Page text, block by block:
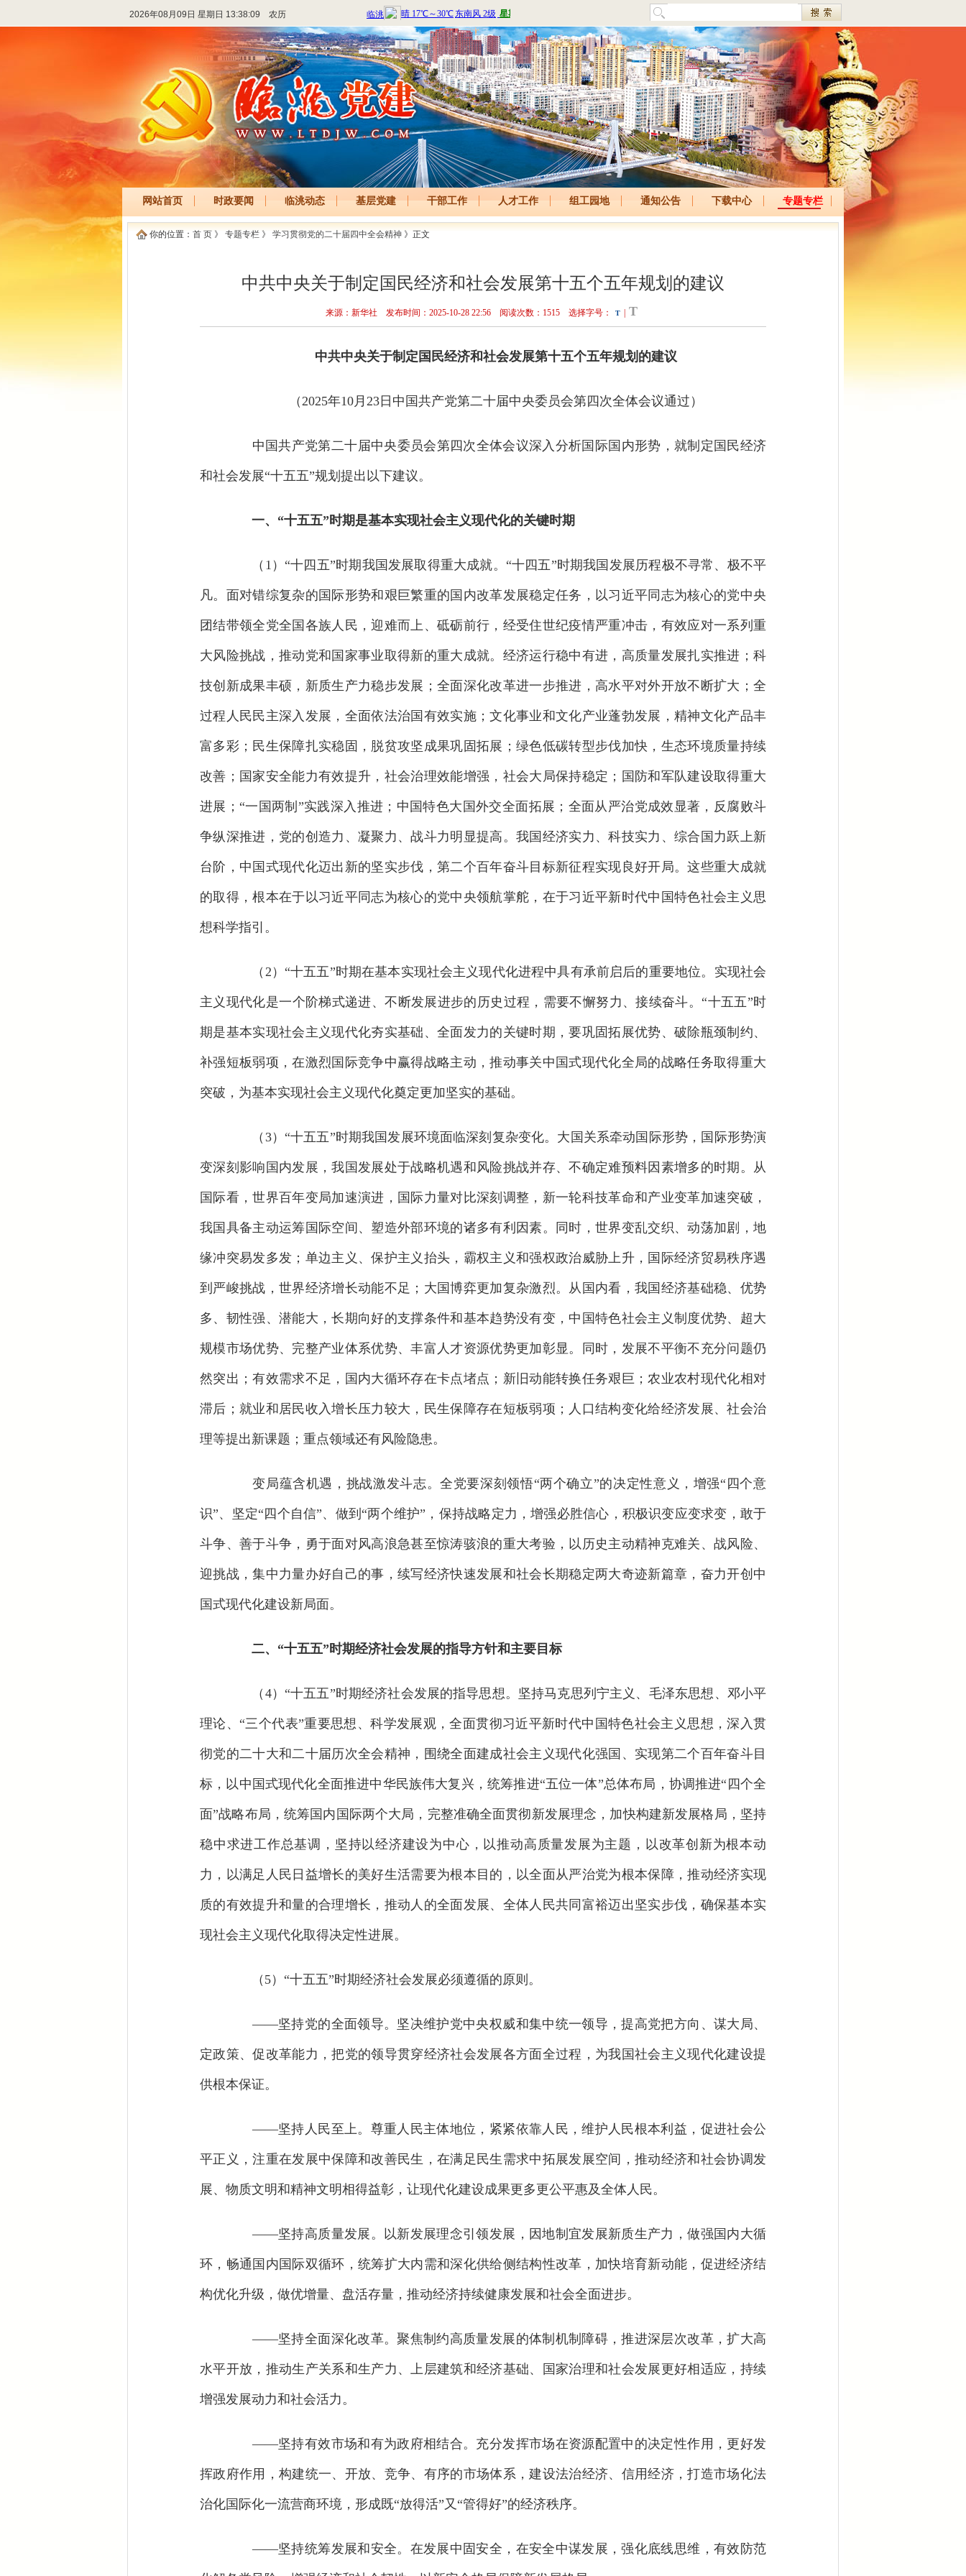
2026年08月09日 星期日 13:38:09 农历
网站首页 时政要闻 临洮动态 基层党建 干部工作 人才工作 组工园地 通知公告 下载中心 专题专栏
你的位置： 首 页 》 专题专栏 》 学习贯彻党的二十届四中全会精神 》正文
中共中央关于制定国民经济和社会发展第十五个五年规划的建议
来源：新华社 发布时间：2025-10-28 22:56 阅读次数： 1515选择字号： T T
中共中央关于制定国民经济和社会发展第十五个五年规划的建议
（2025年10月23日中国共产党第二十届中央委员会第四次全体会议通过）
中国共产党第二十届中央委员会第四次全体会议深入分析国际国内形势，就制定国民经济
和社会发展“十五五”规划提出以下建议。
一、“十五五”时期是基本实现社会主义现代化的关键时期
（1）“十四五”时期我国发展取得重大成就。“十四五”时期我国发展历程极不寻常、极不平
凡。面对错综复杂的国际形势和艰巨繁重的国内改革发展稳定任务，以习近平同志为核心的党中央
团结带领全党全国各族人民，迎难而上、砥砺前行，经受住世纪疫情严重冲击，有效应对一系列重
大风险挑战，推动党和国家事业取得新的重大成就。经济运行稳中有进，高质量发展扎实推进；科
技创新成果丰硕，新质生产力稳步发展；全面深化改革进一步推进，高水平对外开放不断扩大；全
过程人民民主深入发展，全面依法治国有效实施；文化事业和文化产业蓬勃发展，精神文化产品丰
富多彩；民生保障扎实稳固，脱贫攻坚成果巩固拓展；绿色低碳转型步伐加快，生态环境质量持续
改善；国家安全能力有效提升，社会治理效能增强，社会大局保持稳定；国防和军队建设取得重大
进展；“一国两制”实践深入推进；中国特色大国外交全面拓展；全面从严治党成效显著，反腐败斗
争纵深推进，党的创造力、凝聚力、战斗力明显提高。我国经济实力、科技实力、综合国力跃上新
台阶，中国式现代化迈出新的坚实步伐，第二个百年奋斗目标新征程实现良好开局。这些重大成就
的取得，根本在于以习近平同志为核心的党中央领航掌舵，在于习近平新时代中国特色社会主义思
想科学指引。
（2）“十五五”时期在基本实现社会主义现代化进程中具有承前启后的重要地位。实现社会
主义现代化是一个阶梯式递进、不断发展进步的历史过程，需要不懈努力、接续奋斗。“十五五”时
期是基本实现社会主义现代化夯实基础、全面发力的关键时期，要巩固拓展优势、破除瓶颈制约、
补强短板弱项，在激烈国际竞争中赢得战略主动，推动事关中国式现代化全局的战略任务取得重大
突破，为基本实现社会主义现代化奠定更加坚实的基础。
（3）“十五五”时期我国发展环境面临深刻复杂变化。大国关系牵动国际形势，国际形势演
变深刻影响国内发展，我国发展处于战略机遇和风险挑战并存、不确定难预料因素增多的时期。从
国际看，世界百年变局加速演进，国际力量对比深刻调整，新一轮科技革命和产业变革加速突破，
我国具备主动运筹国际空间、塑造外部环境的诸多有利因素。同时，世界变乱交织、动荡加剧，地
缘冲突易发多发；单边主义、保护主义抬头，霸权主义和强权政治威胁上升，国际经济贸易秩序遇
到严峻挑战，世界经济增长动能不足；大国博弈更加复杂激烈。从国内看，我国经济基础稳、优势
多、韧性强、潜能大，长期向好的支撑条件和基本趋势没有变，中国特色社会主义制度优势、超大
规模市场优势、完整产业体系优势、丰富人才资源优势更加彰显。同时，发展不平衡不充分问题仍
然突出；有效需求不足，国内大循环存在卡点堵点；新旧动能转换任务艰巨；农业农村现代化相对
滞后；就业和居民收入增长压力较大，民生保障存在短板弱项；人口结构变化给经济发展、社会治
理等提出新课题；重点领域还有风险隐患。
变局蕴含机遇，挑战激发斗志。全党要深刻领悟“两个确立”的决定性意义，增强“四个意
识”、坚定“四个自信”、做到“两个维护”，保持战略定力，增强必胜信心，积极识变应变求变，敢于
斗争、善于斗争，勇于面对风高浪急甚至惊涛骇浪的重大考验，以历史主动精神克难关、战风险、
迎挑战，集中力量办好自己的事，续写经济快速发展和社会长期稳定两大奇迹新篇章，奋力开创中
国式现代化建设新局面。
二、“十五五”时期经济社会发展的指导方针和主要目标
（4）“十五五”时期经济社会发展的指导思想。坚持马克思列宁主义、毛泽东思想、邓小平
理论、“三个代表”重要思想、科学发展观，全面贯彻习近平新时代中国特色社会主义思想，深入贯
彻党的二十大和二十届历次全会精神，围绕全面建成社会主义现代化强国、实现第二个百年奋斗目
标，以中国式现代化全面推进中华民族伟大复兴，统筹推进“五位一体”总体布局，协调推进“四个全
面”战略布局，统筹国内国际两个大局，完整准确全面贯彻新发展理念，加快构建新发展格局，坚持
稳中求进工作总基调，坚持以经济建设为中心，以推动高质量发展为主题，以改革创新为根本动
力，以满足人民日益增长的美好生活需要为根本目的，以全面从严治党为根本保障，推动经济实现
质的有效提升和量的合理增长，推动人的全面发展、全体人民共同富裕迈出坚实步伐，确保基本实
现社会主义现代化取得决定性进展。
（5）“十五五”时期经济社会发展必须遵循的原则。
——坚持党的全面领导。坚决维护党中央权威和集中统一领导，提高党把方向、谋大局、
定政策、促改革能力，把党的领导贯穿经济社会发展各方面全过程，为我国社会主义现代化建设提
供根本保证。
——坚持人民至上。尊重人民主体地位，紧紧依靠人民，维护人民根本利益，促进社会公
平正义，注重在发展中保障和改善民生，在满足民生需求中拓展发展空间，推动经济和社会协调发
展、物质文明和精神文明相得益彰，让现代化建设成果更多更公平惠及全体人民。
——坚持高质量发展。以新发展理念引领发展，因地制宜发展新质生产力，做强国内大循
环，畅通国内国际双循环，统筹扩大内需和深化供给侧结构性改革，加快培育新动能，促进经济结
构优化升级，做优增量、盘活存量，推动经济持续健康发展和社会全面进步。
——坚持全面深化改革。聚焦制约高质量发展的体制机制障碍，推进深层次改革，扩大高
水平开放，推动生产关系和生产力、上层建筑和经济基础、国家治理和社会发展更好相适应，持续
增强发展动力和社会活力。
——坚持有效市场和有为政府相结合。充分发挥市场在资源配置中的决定性作用，更好发
挥政府作用，构建统一、开放、竞争、有序的市场体系，建设法治经济、信用经济，打造市场化法
治化国际化一流营商环境，形成既“放得活”又“管得好”的经济秩序。
——坚持统筹发展和安全。在发展中固安全，在安全中谋发展，强化底线思维，有效防范